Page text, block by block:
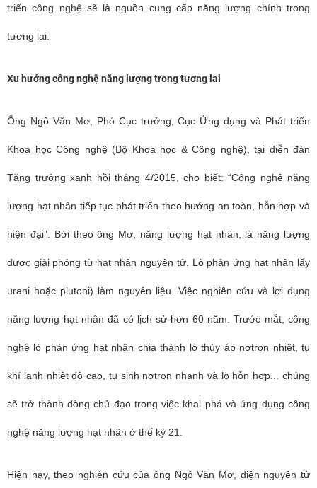
triển công nghệ sẽ là nguồn cung cấp năng lượng chính trong
tương lai.
Xu hướng công nghệ năng lượng trong tương lai
Ông Ngô Văn Mơ, Phó Cục trưởng, Cục Ứng dụng và Phát triển
Khoa học Công nghệ (Bộ Khoa học & Công nghệ), tại diễn đàn
Tăng trưởng xanh hồi tháng 4/2015, cho biết: “Công nghệ năng
lượng hạt nhân tiếp tục phát triển theo hướng an toàn, hỗn hợp và
hiện đại”. Bởi theo ông Mơ, năng lượng hạt nhân, là năng lượng
được giải phóng từ hạt nhân nguyên tử. Lò phản ứng hạt nhân lấy
urani hoặc plutoni) làm nguyên liệu. Việc nghiên cứu và lợi dụng
năng lượng hạt nhân đã có lịch sử hơn 60 năm. Trước mắt, công
nghệ lò phản ứng hạt nhân chia thành lò thủy áp nơtron nhiệt, tụ
khí lạnh nhiệt độ cao, tụ sinh nơtron nhanh và lò hỗn hợp... chúng
sẽ trở thành dòng chủ đạo trong việc khai phá và ứng dụng công
nghệ năng lượng hạt nhân ở thế kỷ 21.
Hiện nay, theo nghiên cứu của ông Ngô Văn Mơ, điện nguyên tử